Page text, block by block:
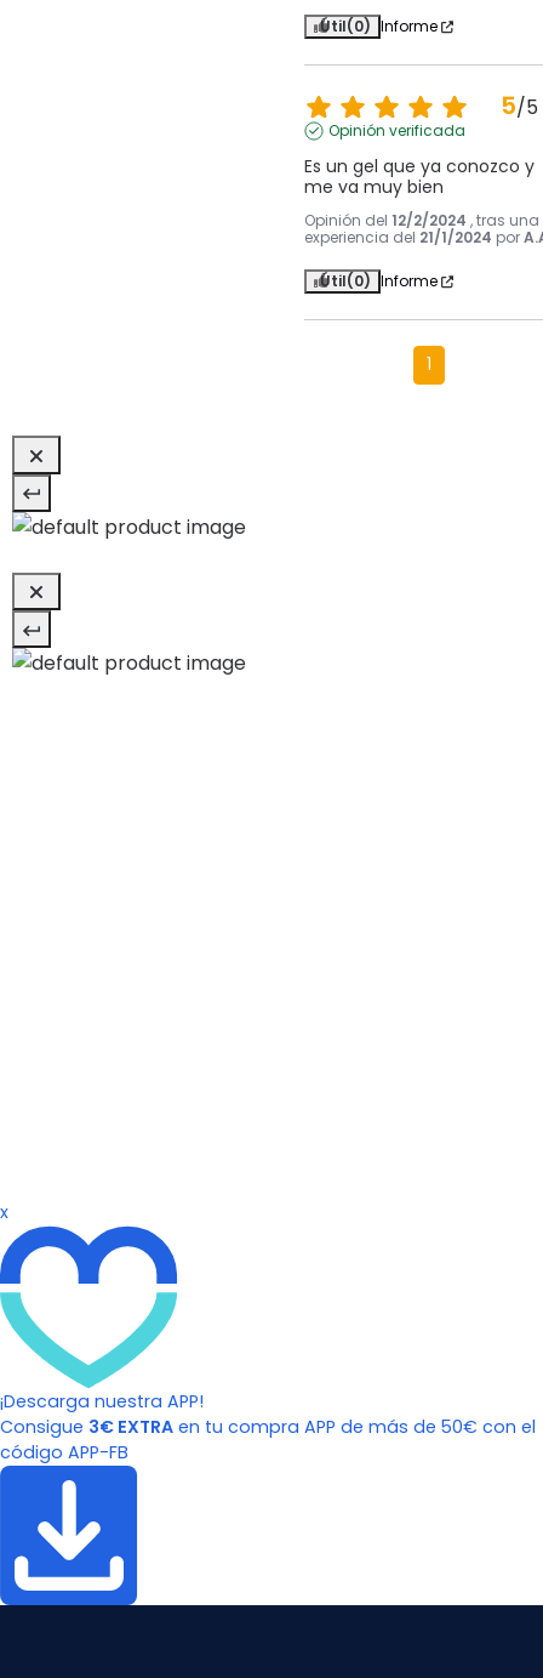
Útil(0) Informe
5/5
Opinión verificada
Es un gel que ya conozco y
me va muy bien
Opinión del 12/2/2024 , tras una
experiencia del 21/1/2024 por
Útil(0) Informe
1
x
¡Descarga nuestra APP!
Consigue 3€ EXTRA en tu compra APP de más de 50€ con el
código APP-FB